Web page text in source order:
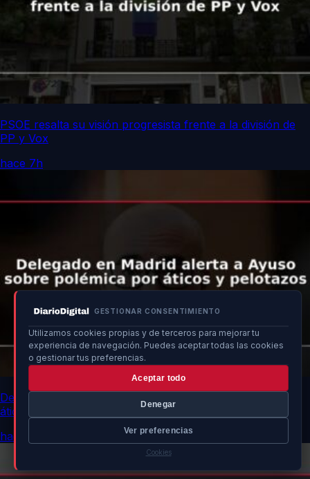
GESTIONAR CONSENTIMIENTO
Utilizamos cookies propias y de terceros para mejorar tu
experiencia de navegación. Puedes aceptar todas las cookies
o gestionar tus preferencias.
Aceptar todo
Denegar
Ver preferencias
Cookies
PSOE resalta su visión progresista frente a la división de
PP y Vox
hace 7h
Delegado en Madrid alerta a Ayuso sobre polémica por
áticos y pelotazos
hace 7h